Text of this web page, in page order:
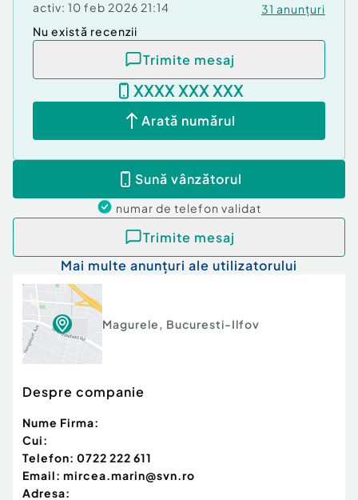
activ: 10 feb 2026 21:14 31 anunțuri
Nu există recenzii
Trimite mesaj
XXXX XXX XXX
Arată numărul
Sună vânzătorul
numar de telefon validat
Trimite mesaj
Mai multe anunțuri ale utilizatorului
Magurele, Bucuresti-Ilfov
Despre companie
Nume Firma:
Cui:
Telefon: 0722 222 611
Email: mircea.marin@svn.ro
Adresa: